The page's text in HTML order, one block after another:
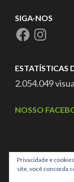
SIGA-NOS
ESTATÍSTICAS
2.054.049
NOSSO
Privacidade e
site, você concorda